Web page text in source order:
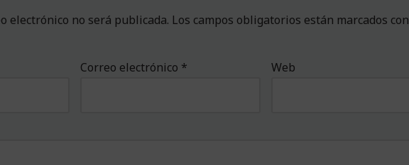
electrónico no será publicada. Los campos obligatorios están marcados con
Correo electrónico * Web